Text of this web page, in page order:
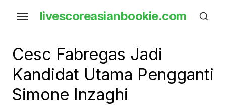
content
livescoreasianbookie.com
Cesc Fabregas Jadi
Kandidat Utama Pengganti
Simone Inzaghi